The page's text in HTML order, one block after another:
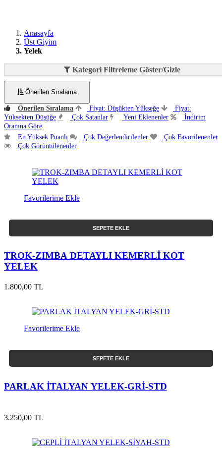
Anasayfa
Üst Giyim
Yelek
Kategori Filtreleme Göster/Gizle
Önerilen Sıralama
Önerilen Sıralama Fiyat: Düşükten Yükseğe
Fiyat:
Yüksekten Düşüğe
Çok Satanlar Yeni Eklenenler
İndirim
Oranına Göre
En Yüksek Puanlı
Çok Değerlendirilenler
Çok Favorilenenler
Çok Görüntülenenler
Favorilerime Ekle
SEPETE EKLE
TROK-ZIMBA DETAYLI KEMERLİ KOT
YELEK
1.800,00 TL
Favorilerime Ekle
SEPETE EKLE
PARLAK İTALYAN YELEK-GRİ-STD
3.250,00 TL